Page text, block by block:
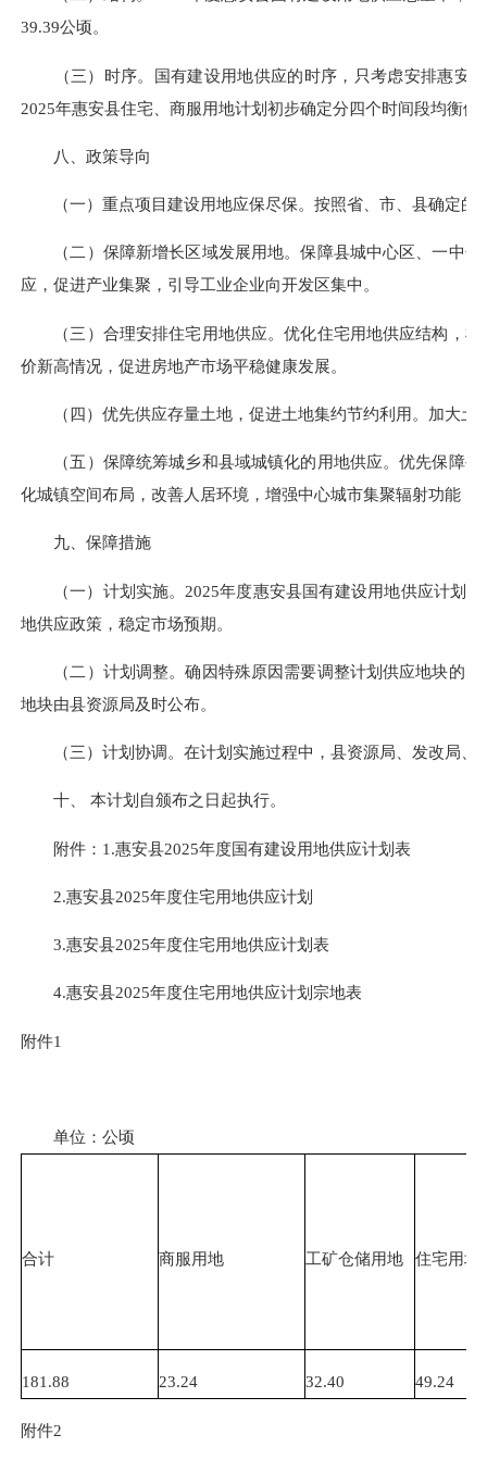
39.39公顷。
（三）时序。国有建设用地供应的时序，只考虑安排惠安县
2025年惠安县住宅、商服用地计划初步确定分四个时间段均衡
八、政策导向
（一）重点项目建设用地应保尽保。按照省、市、县确定的
（二）保障新增长区域发展用地。保障县城中心区、一中分
应，促进产业集聚，引导工业企业向开发区集中。
（三）合理安排住宅用地供应。优化住宅用地供应结构，根
价新高情况，促进房地产市场平稳健康发展。
（四）优先供应存量土地，促进土地集约节约利用。加大土
（五）保障统筹城乡和县域城镇化的用地供应。优先保障公
化城镇空间布局，改善人居环境，增强中心城市集聚辐射功能，
九、保障措施
（一）计划实施。2025年度惠安县国有建设用地供应计划由
地供应政策，稳定市场预期。
（二）计划调整。确因特殊原因需要调整计划供应地块的，
地块由县资源局及时公布。
（三）计划协调。在计划实施过程中，县资源局、发改局、
十、 本计划自颁布之日起执行。
附件：1.惠安县2025年度国有建设用地供应计划表
2.惠安县2025年度住宅用地供应计划
3.惠安县2025年度住宅用地供应计划表
4.惠安县2025年度住宅用地供应计划宗地表
附件1
单位：公顷
合计 商服用地 工矿仓储用地 住宅用地
181.88 23.24 32.40 49.24
附件2